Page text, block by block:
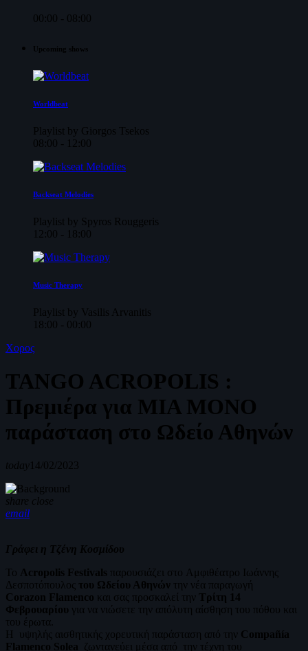
00:00 - 08:00
Upcoming shows
Worldbeat
Playlist by Giorgos Tsekos
08:00 - 12:00
Backseat Melodies
Playlist by Spyros Rouggeris
12:00 - 18:00
Music Therapy
Playlist by Vasilis Arvanitis
18:00 - 00:00
Χορος
TANGO ACROPOLIS :
Πρεμιέρα για ΜΙΑ ΜΟΝΟ
παράσταση στο Ωδείο Αθηνών
today 14/02/2023
share close
email
Γράφει η Τζένη Κοσμίδου
Το Acropolis Festivals παρουσιάζει στο Αμφιθέατρο Ιωάννης
Δεσποτόπουλος του Ωδείου Αθηνών την νέα παραγωγή
Corazon Flamenco και σας προσκαλεί την Τρίτη 14
Φεβρουαρίου για να νιώσετε την απόλυτη αίσθηση του πόθου και
του έρωτα.
Η υψηλής αισθητικής χορευτική παράσταση από την Compañía
Flamenco Solea ζωντανεύει μέσα από την τέχνη του